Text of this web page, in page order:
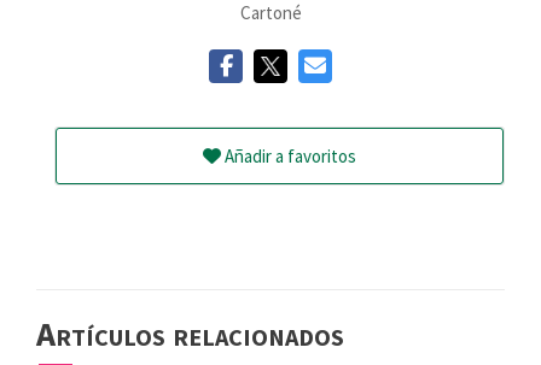
Cartoné
Añadir a favoritos
Artículos relacionados